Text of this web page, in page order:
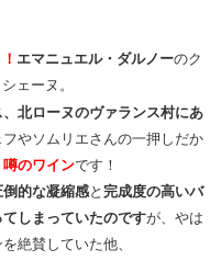
エマニュエル・ダルノーのク
ェーヌ。
、北ローヌのヴァランス村にあ
フやソムリエさんの一押しだか
噂のワインです！
倒的な凝縮感と 完成度の高いバ
しまっていたのですが、やは
絶賛していた他、